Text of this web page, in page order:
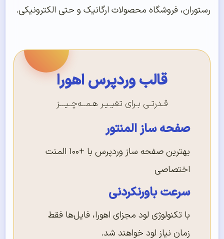
رستوران، فروشگاه محصولات ارگانیک و حتی الکترونیکی.
قالب وردپرس اهورا
قـدرتـی بـرای تغیـیـر هـمــه‌چـیـــز
صفحه ساز المنتور
بهترین صفحه ساز وردپرس با +۱۰۰ المنت
اختصاصی
سرعت باورنکردنی
با تکنولوژی لود مجزای اهورا، فایل‌ها فقط
زمان نیاز لود خواهند شد.